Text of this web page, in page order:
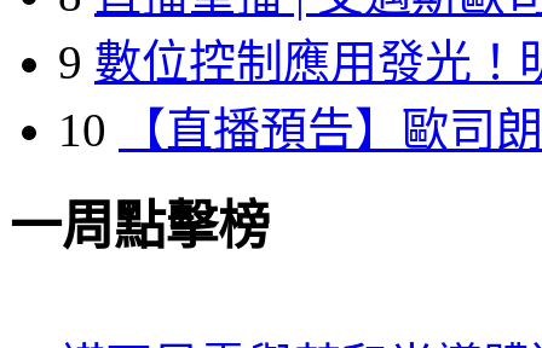
9 數位控制應用發光！
10
【直播預告】歐司
一周點擊榜